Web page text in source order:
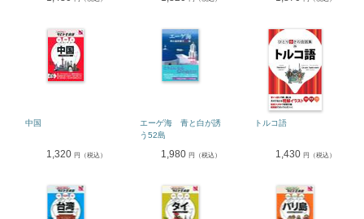
中国
1,320 円（税込）
エーゲ海 青と白が誘
う52島
1,980 円（税込）
トルコ語
1,430 円（税込）